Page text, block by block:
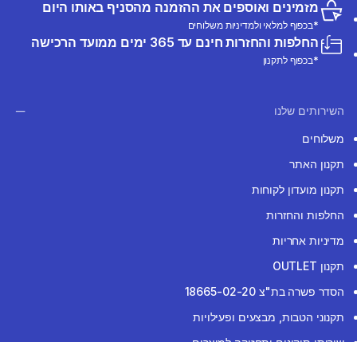
מזמינים ואוספים את ההזמנה מהסניף באותו היום
*בכפוף למלאי ולמדיניות משלוחים
החלפות והחזרות חינם עד 365 ימים ממועד הרכישה
*בכפוף לתקנון
השירותים שלנו
משלוחים
תקנון האתר
תקנון מועדון לקוחות
החלפות והחזרות
מדיניות אחריות
תקנון OUTLET
הסדר פשרה בת"צ 18665-02-20
תקנוני הטבות, מבצעים ופעילויות